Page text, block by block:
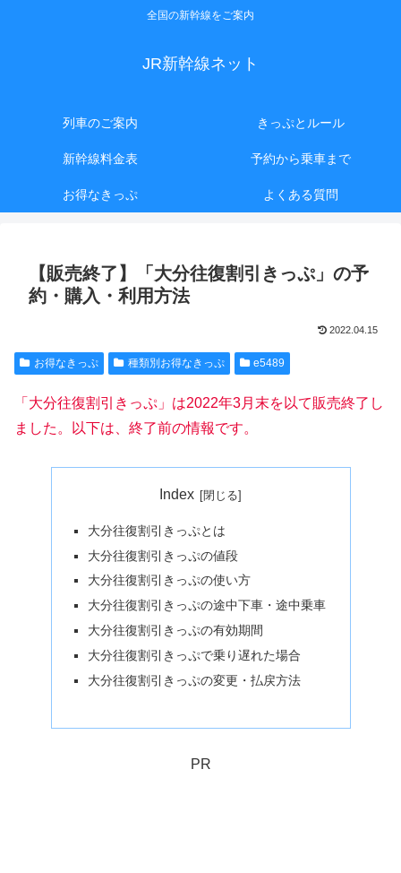
全国の新幹線をご案内
JR新幹線ネット
列車のご案内 きっぷとルール
新幹線料金表 予約から乗車まで
お得なきっぷ よくある質問
【販売終了】「大分往復割引きっぷ」の予
約・購入・利用方法
2022.04.15
お得なきっぷ 種類別お得なきっぷ e5489
「大分往復割引きっぷ」は2022年3月末を以て販売終了し
ました。以下は、終了前の情報です。
Index
大分往復割引きっぷとは
大分往復割引きっぷの値段
大分往復割引きっぷの使い方
大分往復割引きっぷの途中下車・途中乗車
大分往復割引きっぷの有効期間
大分往復割引きっぷで乗り遅れた場合
大分往復割引きっぷの変更・払戻方法
PR